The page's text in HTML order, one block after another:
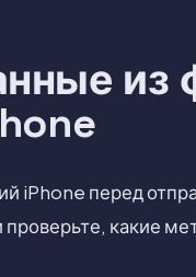
из
iPhone перед
какие